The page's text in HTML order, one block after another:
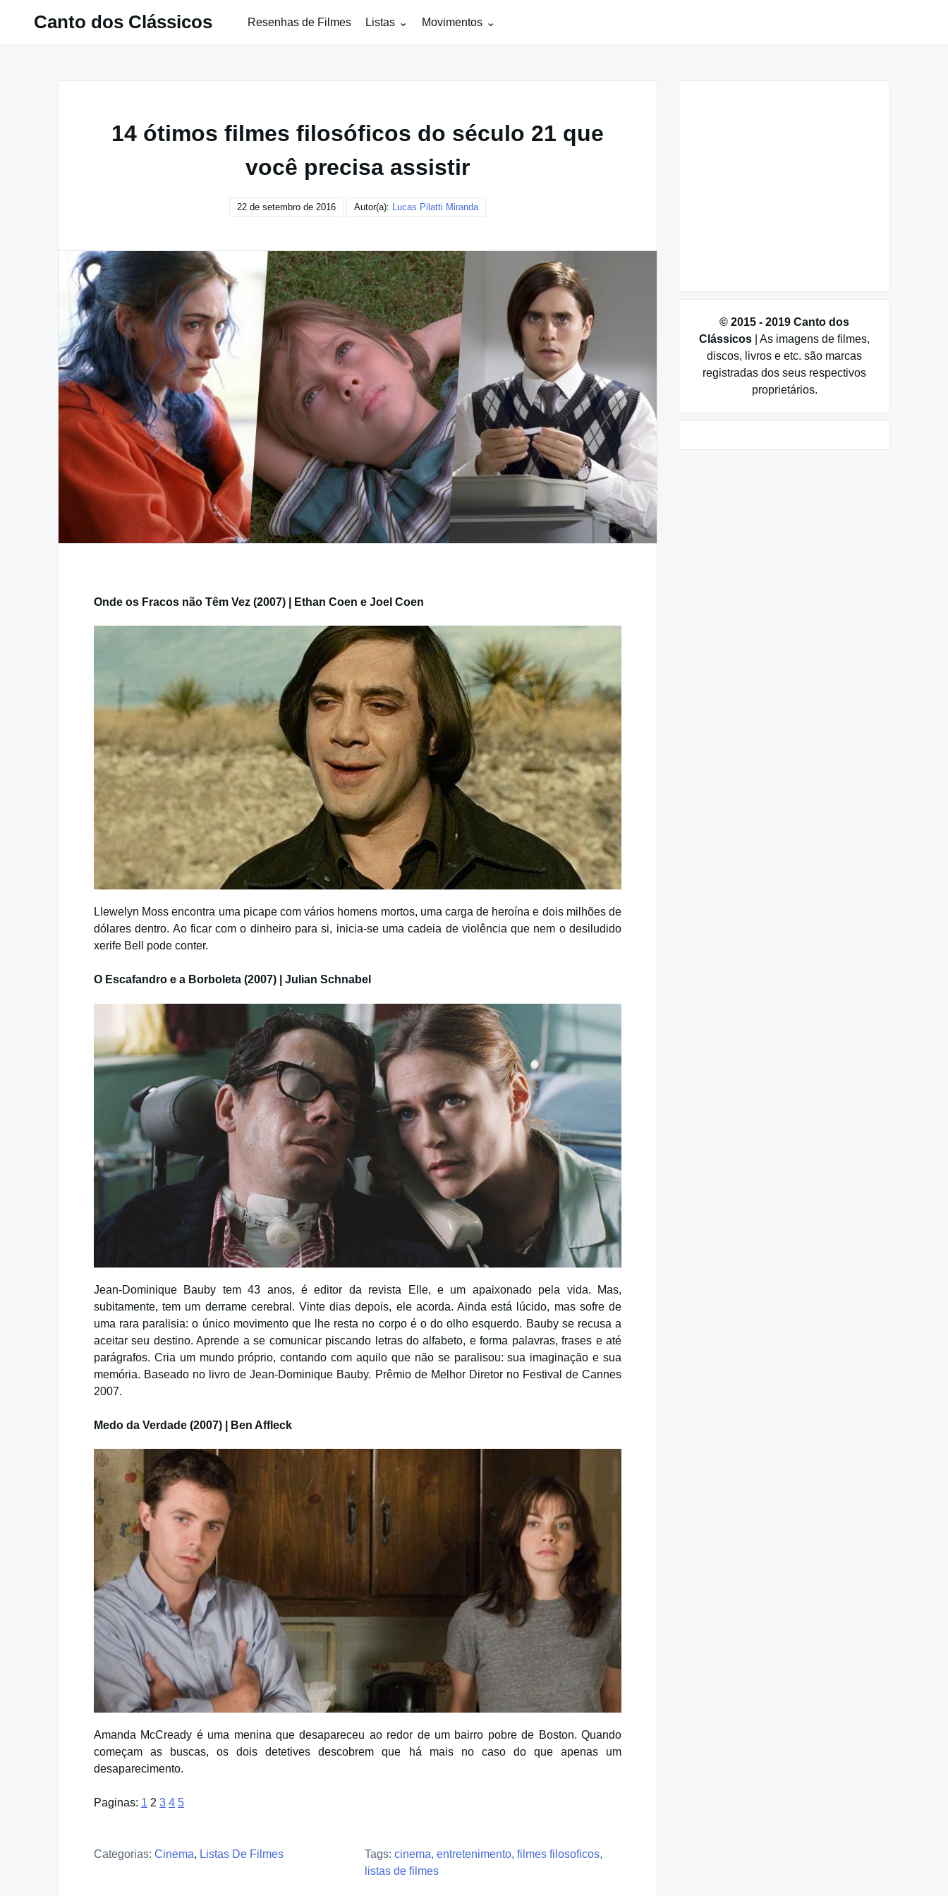
Canto dos Clássicos Resenhas de Filmes Listas Movimentos
14 ótimos filmes filosóficos do século 21 que
você precisa assistir
22 de setembro de 2016 Autor(a): Lucas Pilatti Miranda
Onde os Fracos não Têm Vez (2007) | Ethan Coen e Joel Coen
Llewelyn Moss encontra uma picape com vários homens mortos, uma carga de heroína e dois milhões de
dólares dentro. Ao ficar com o dinheiro para si, inicia-se uma cadeia de violência que nem o desiludido
xerife Bell pode conter.
O Escafandro e a Borboleta (2007) | Julian Schnabel
Jean-Dominique Bauby tem 43 anos, é editor da revista Elle, e um apaixonado pela vida. Mas,
subitamente, tem um derrame cerebral. Vinte dias depois, ele acorda. Ainda está lúcido, mas sofre de
uma rara paralisia: o único movimento que lhe resta no corpo é o do olho esquerdo. Bauby se recusa a
aceitar seu destino. Aprende a se comunicar piscando letras do alfabeto, e forma palavras, frases e até
parágrafos. Cria um mundo próprio, contando com aquilo que não se paralisou: sua imaginação e sua
memória. Baseado no livro de Jean-Dominique Bauby. Prêmio de Melhor Diretor no Festival de Cannes
2007.
Medo da Verdade (2007) | Ben Affleck
Amanda McCready é uma menina que desapareceu ao redor de um bairro pobre de Boston. Quando
começam as buscas, os dois detetives descobrem que há mais no caso do que apenas um
desaparecimento.
Paginas: 1 2 3 4 5
Categorias: Cinema, Listas De Filmes Tags: cinema, entretenimento, filmes filosoficos,
listas de filmes
© 2015 - 2019 Canto dos
Clássicos | As imagens de filmes,
discos, livros e etc. são marcas
registradas dos seus respectivos
proprietários.